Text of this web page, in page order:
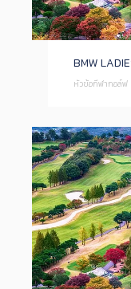
BMW
หัวข้อกีฬากอล์ฟ